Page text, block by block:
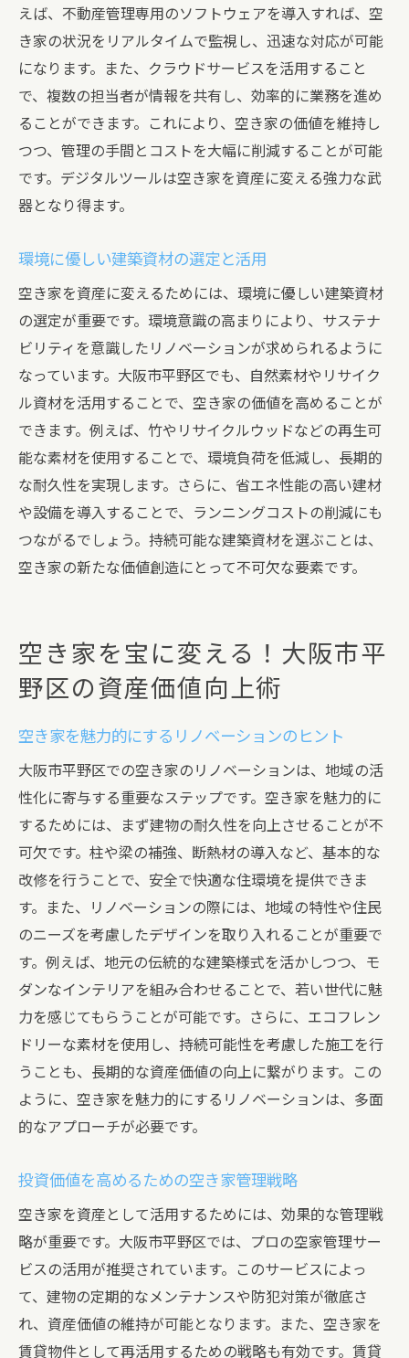
えば、不動産管理専用のソフトウェアを導入すれば、空
き家の状況をリアルタイムで監視し、迅速な対応が可能
になります。また、クラウドサービスを活用すること
で、複数の担当者が情報を共有し、効率的に業務を進め
ることができます。これにより、空き家の価値を維持し
つつ、管理の手間とコストを大幅に削減することが可能
です。デジタルツールは空き家を資産に変える強力な武
器となり得ます。
環境に優しい建築資材の選定と活用
空き家を資産に変えるためには、環境に優しい建築資材
の選定が重要です。環境意識の高まりにより、サステナ
ビリティを意識したリノベーションが求められるように
なっています。大阪市平野区でも、自然素材やリサイク
ル資材を活用することで、空き家の価値を高めることが
できます。例えば、竹やリサイクルウッドなどの再生可
能な素材を使用することで、環境負荷を低減し、長期的
な耐久性を実現します。さらに、省エネ性能の高い建材
や設備を導入することで、ランニングコストの削減にも
つながるでしょう。持続可能な建築資材を選ぶことは、
空き家の新たな価値創造にとって不可欠な要素です。
空き家を宝に変える！大阪市平
野区の資産価値向上術
空き家を魅力的にするリノベーションのヒント
大阪市平野区での空き家のリノベーションは、地域の活
性化に寄与する重要なステップです。空き家を魅力的に
するためには、まず建物の耐久性を向上させることが不
可欠です。柱や梁の補強、断熱材の導入など、基本的な
改修を行うことで、安全で快適な住環境を提供できま
す。また、リノベーションの際には、地域の特性や住民
のニーズを考慮したデザインを取り入れることが重要で
す。例えば、地元の伝統的な建築様式を活かしつつ、モ
ダンなインテリアを組み合わせることで、若い世代に魅
力を感じてもらうことが可能です。さらに、エコフレン
ドリーな素材を使用し、持続可能性を考慮した施工を行
うことも、長期的な資産価値の向上に繋がります。この
ように、空き家を魅力的にするリノベーションは、多面
的なアプローチが必要です。
投資価値を高めるための空き家管理戦略
空き家を資産として活用するためには、効果的な管理戦
略が重要です。大阪市平野区では、プロの空家管理サー
ビスの活用が推奨されています。このサービスによっ
て、建物の定期的なメンテナンスや防犯対策が徹底さ
れ、資産価値の維持が可能となります。また、空き家を
賃貸物件として再活用するための戦略も有効です。賃貸